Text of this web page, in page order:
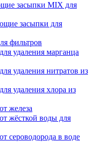
засыпки MIX для
засыпки для
фильтров
удаления марганца
удаления нитратов из
удаления хлора из
железа
жёсткой воды для
сероводорода в воде